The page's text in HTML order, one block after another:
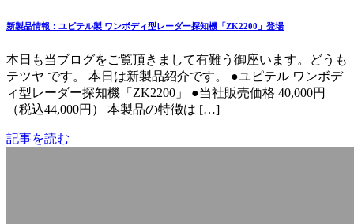
新製品情報：ユピテル製 ワンボディ型レーダー探知機「ZK2200」登場
本日も当ブログをご覧頂きまして有難う御座います。どうも
テツヤ です。 本日は新製品紹介です。 ●ユピテル ワンボデ
ィ型レーダー探知機「ZK2200」 ●当社販売価格 40,000円
（税込44,000円） 本製品の特徴は […]
記事を読む